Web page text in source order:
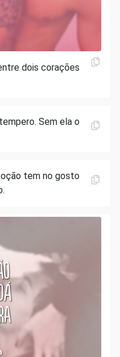
dois corações
Sem ela o
tem no gosto